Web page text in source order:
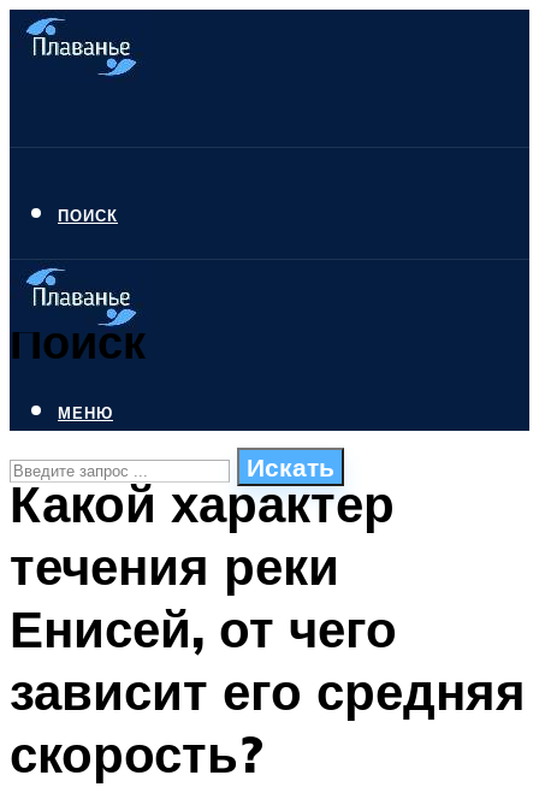
ПОИСК
Поиск
Искать
ПЛАВАНЬЕ ДЛЯ ДЕТЕЙ
БАССЕЙН ДЛЯ ДОМА
МЕНЮ
МЕНЮ
Какой характер
течения реки
Енисей, от чего
зависит его средняя
скорость?